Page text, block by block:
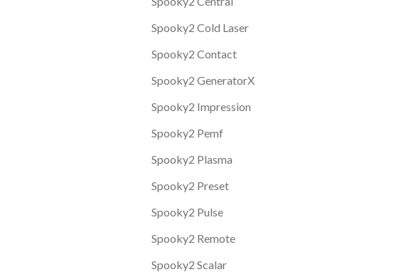
Spooky2 Cold Laser
Spooky2 Contact
Spooky2 GeneratorX
Spooky2 Impression
Spooky2 Pemf
Spooky2 Plasma
Spooky2 Preset
Spooky2 Pulse
Spooky2 Remote
Spooky2 Scalar